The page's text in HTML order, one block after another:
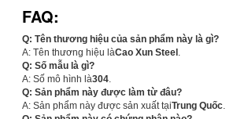
FAQ:
Q: Tên thương hiệu của sản phẩm này là gì?
A: Tên thương hiệu làCao Xun Steel.
Q: Số mẫu là gì?
A: Số mô hình là304.
Q: Sản phẩm này được làm từ đâu?
A: Sản phẩm này được sản xuất tạiTrung Quốc.